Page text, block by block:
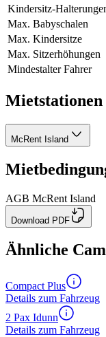
Kindersitz-
Max. Babyschalen
Max. Kindersitze
Max. Sitzerhöhungen
Mindestalter Fahrer
McRent Island
AGB McRent Island
Download PDF
Ähnliche
Compact Plus
Details zum Fahrzeug
2 Pax Idunn
Details zum Fahrzeug